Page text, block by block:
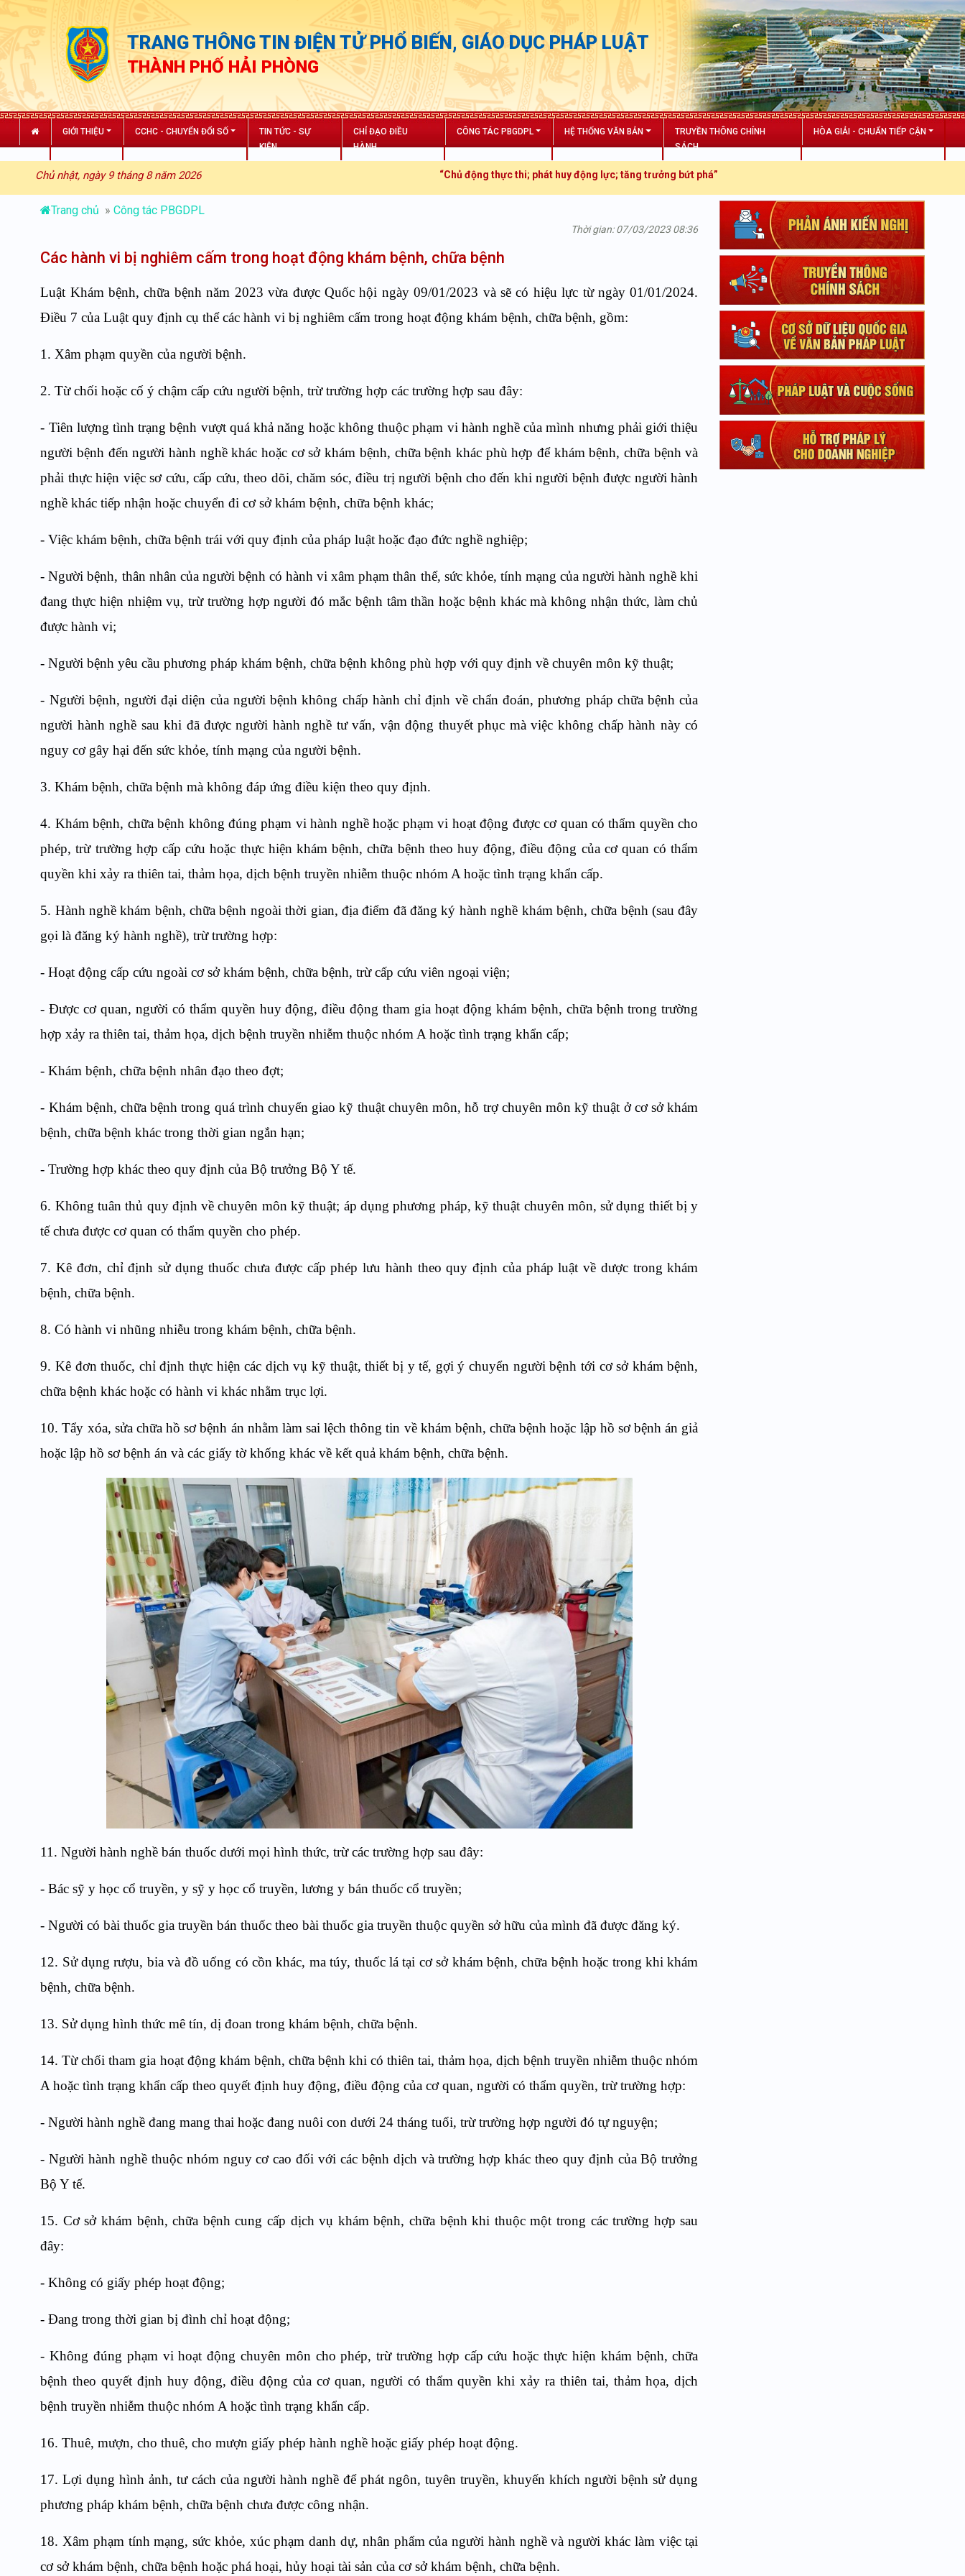
TRANG THÔNG TIN ĐIỆN TỬ PHỔ BIẾN, GIÁO DỤC PHÁP LUẬT
THÀNH PHỐ HẢI PHÒNG
GIỚI THIỆU CCHC - CHUYỂN ĐỔI SỐ
TIN TỨC - SỰ
KIỆN
CHỈ ĐẠO ĐIỀU
HÀNH
CÔNG TÁC PBGDPL HỆ THỐNG VĂN BẢN
TRUYỀN THÔNG CHÍNH
SÁCH
HÒA GIẢI - CHUẨN TIẾP CẬN
Chủ nhật, ngày 9 tháng 8 năm 2026 “Chủ động thực thi; phát huy động lực; tăng trưởng bứt phá”
Trang chủ »Công tác PBGDPL
Thời gian: 07/03/2023 08:36
Các hành vi bị nghiêm cấm trong hoạt động khám bệnh, chữa bệnh
Luật Khám bệnh, chữa bệnh năm 2023 vừa được Quốc hội ngày 09/01/2023 và sẽ có hiệu lực từ ngày 01/01/2024.
Điều 7 của Luật quy định cụ thể các hành vi bị nghiêm cấm trong hoạt động khám bệnh, chữa bệnh, gồm:
1. Xâm phạm quyền của người bệnh.
2. Từ chối hoặc cố ý chậm cấp cứu người bệnh, trừ trường hợp các trường hợp sau đây:
- Tiên lượng tình trạng bệnh vượt quá khả năng hoặc không thuộc phạm vi hành nghề của mình nhưng phải giới thiệu
người bệnh đến người hành nghề khác hoặc cơ sở khám bệnh, chữa bệnh khác phù hợp để khám bệnh, chữa bệnh và
phải thực hiện việc sơ cứu, cấp cứu, theo dõi, chăm sóc, điều trị người bệnh cho đến khi người bệnh được người hành
nghề khác tiếp nhận hoặc chuyển đi cơ sở khám bệnh, chữa bệnh khác;
- Việc khám bệnh, chữa bệnh trái với quy định của pháp luật hoặc đạo đức nghề nghiệp;
- Người bệnh, thân nhân của người bệnh có hành vi xâm phạm thân thể, sức khỏe, tính mạng của người hành nghề khi
đang thực hiện nhiệm vụ, trừ trường hợp người đó mắc bệnh tâm thần hoặc bệnh khác mà không nhận thức, làm chủ
được hành vi;
- Người bệnh yêu cầu phương pháp khám bệnh, chữa bệnh không phù hợp với quy định về chuyên môn kỹ thuật;
- Người bệnh, người đại diện của người bệnh không chấp hành chỉ định về chẩn đoán, phương pháp chữa bệnh của
người hành nghề sau khi đã được người hành nghề tư vấn, vận động thuyết phục mà việc không chấp hành này có
nguy cơ gây hại đến sức khỏe, tính mạng của người bệnh.
3. Khám bệnh, chữa bệnh mà không đáp ứng điều kiện theo quy định.
4. Khám bệnh, chữa bệnh không đúng phạm vi hành nghề hoặc phạm vi hoạt động được cơ quan có thẩm quyền cho
phép, trừ trường hợp cấp cứu hoặc thực hiện khám bệnh, chữa bệnh theo huy động, điều động của cơ quan có thẩm
quyền khi xảy ra thiên tai, thảm họa, dịch bệnh truyền nhiễm thuộc nhóm A hoặc tình trạng khẩn cấp.
5. Hành nghề khám bệnh, chữa bệnh ngoài thời gian, địa điểm đã đăng ký hành nghề khám bệnh, chữa bệnh (sau đây
gọi là đăng ký hành nghề), trừ trường hợp:
- Hoạt động cấp cứu ngoài cơ sở khám bệnh, chữa bệnh, trừ cấp cứu viên ngoại viện;
- Được cơ quan, người có thẩm quyền huy động, điều động tham gia hoạt động khám bệnh, chữa bệnh trong trường
hợp xảy ra thiên tai, thảm họa, dịch bệnh truyền nhiễm thuộc nhóm A hoặc tình trạng khẩn cấp;
- Khám bệnh, chữa bệnh nhân đạo theo đợt;
- Khám bệnh, chữa bệnh trong quá trình chuyển giao kỹ thuật chuyên môn, hỗ trợ chuyên môn kỹ thuật ở cơ sở khám
bệnh, chữa bệnh khác trong thời gian ngắn hạn;
- Trường hợp khác theo quy định của Bộ trưởng Bộ Y tế.
6. Không tuân thủ quy định về chuyên môn kỹ thuật; áp dụng phương pháp, kỹ thuật chuyên môn, sử dụng thiết bị y
tế chưa được cơ quan có thẩm quyền cho phép.
7. Kê đơn, chỉ định sử dụng thuốc chưa được cấp phép lưu hành theo quy định của pháp luật về dược trong khám
bệnh, chữa bệnh.
8. Có hành vi nhũng nhiễu trong khám bệnh, chữa bệnh.
9. Kê đơn thuốc, chỉ định thực hiện các dịch vụ kỹ thuật, thiết bị y tế, gợi ý chuyển người bệnh tới cơ sở khám bệnh,
chữa bệnh khác hoặc có hành vi khác nhằm trục lợi.
10. Tẩy xóa, sửa chữa hồ sơ bệnh án nhằm làm sai lệch thông tin về khám bệnh, chữa bệnh hoặc lập hồ sơ bệnh án giả
hoặc lập hồ sơ bệnh án và các giấy tờ khống khác về kết quả khám bệnh, chữa bệnh.
11. Người hành nghề bán thuốc dưới mọi hình thức, trừ các trường hợp sau đây:
- Bác sỹ y học cổ truyền, y sỹ y học cổ truyền, lương y bán thuốc cổ truyền;
- Người có bài thuốc gia truyền bán thuốc theo bài thuốc gia truyền thuộc quyền sở hữu của mình đã được đăng ký.
12. Sử dụng rượu, bia và đồ uống có cồn khác, ma túy, thuốc lá tại cơ sở khám bệnh, chữa bệnh hoặc trong khi khám
bệnh, chữa bệnh.
13. Sử dụng hình thức mê tín, dị đoan trong khám bệnh, chữa bệnh.
14. Từ chối tham gia hoạt động khám bệnh, chữa bệnh khi có thiên tai, thảm họa, dịch bệnh truyền nhiễm thuộc nhóm
A hoặc tình trạng khẩn cấp theo quyết định huy động, điều động của cơ quan, người có thẩm quyền, trừ trường hợp:
- Người hành nghề đang mang thai hoặc đang nuôi con dưới 24 tháng tuổi, trừ trường hợp người đó tự nguyện;
- Người hành nghề thuộc nhóm nguy cơ cao đối với các bệnh dịch và trường hợp khác theo quy định của Bộ trưởng
Bộ Y tế.
15. Cơ sở khám bệnh, chữa bệnh cung cấp dịch vụ khám bệnh, chữa bệnh khi thuộc một trong các trường hợp sau
đây:
- Không có giấy phép hoạt động;
- Đang trong thời gian bị đình chỉ hoạt động;
- Không đúng phạm vi hoạt động chuyên môn cho phép, trừ trường hợp cấp cứu hoặc thực hiện khám bệnh, chữa
bệnh theo quyết định huy động, điều động của cơ quan, người có thẩm quyền khi xảy ra thiên tai, thảm họa, dịch
bệnh truyền nhiễm thuộc nhóm A hoặc tình trạng khẩn cấp.
16. Thuê, mượn, cho thuê, cho mượn giấy phép hành nghề hoặc giấy phép hoạt động.
17. Lợi dụng hình ảnh, tư cách của người hành nghề để phát ngôn, tuyên truyền, khuyến khích người bệnh sử dụng
phương pháp khám bệnh, chữa bệnh chưa được công nhận.
18. Xâm phạm tính mạng, sức khỏe, xúc phạm danh dự, nhân phẩm của người hành nghề và người khác làm việc tại
cơ sở khám bệnh, chữa bệnh hoặc phá hoại, hủy hoại tài sản của cơ sở khám bệnh, chữa bệnh.